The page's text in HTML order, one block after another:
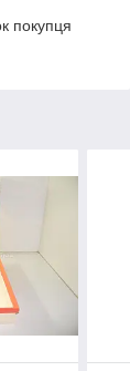
покупця